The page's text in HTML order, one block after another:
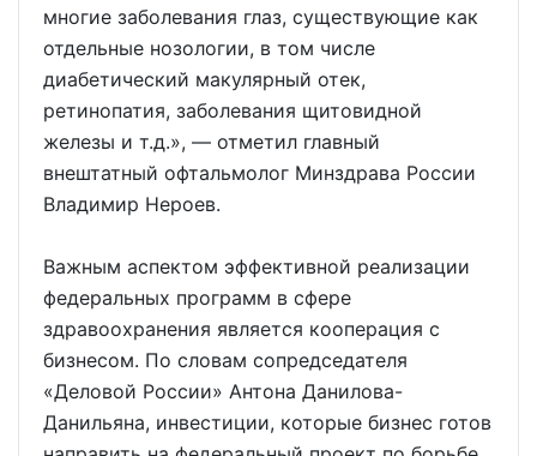
многие заболевания глаз, существующие как
отдельные нозологии, в том числе
диабетический макулярный отек,
ретинопатия, заболевания щитовидной
железы и т.д.», — отметил главный
внештатный офтальмолог Минздрава России
Владимир Нероев.
Важным аспектом эффективной реализации
федеральных программ в сфере
здравоохранения является кооперация с
бизнесом. По словам сопредседателя
«Деловой России» Антона Данилова-
Данильяна, инвестиции, которые бизнес готов